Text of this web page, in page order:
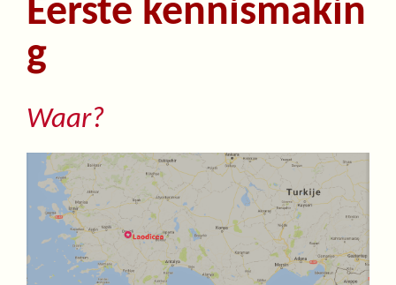
Eerste kennismakin
g
Waar?